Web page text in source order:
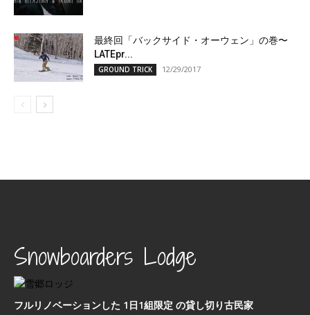
最終回「バックサイド・オーウェン」の巻〜
LATEpr...
GROUND TRICK 12/29/2017
Snowboarders Lodge
フルリノベーションした 1日1組限定 の貸し切り古民家